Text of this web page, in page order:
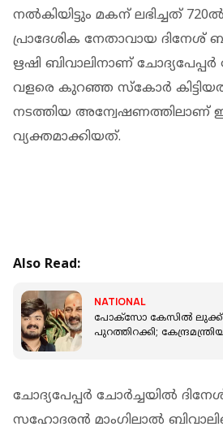
നൽകിയിട്ടും മകന് ലഭിച്ചത്
പ്രാദേശിക നേതാവായ ദിനേശ്
ഋഷി ബിവാലിനാണ് ചോദ്യപേപ്പർ
വളരെ കുറഞ്ഞ സ്‌കോർ
നടത്തിയ അന്വേഷണത്തിലാണ്
വ്യക്തമാക്കിയത്.
Also Read:
NATIONAL
പോക്‌സോ കേസില്‍
പുറത്തിറക്കി;
ചോദ്യപേപ്പർ ചോർച്ചയിൽ
സഹോദരൻ മാംഗിലാൽ